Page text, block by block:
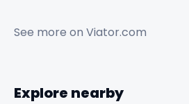
See more on Viator.com
Explore nearby